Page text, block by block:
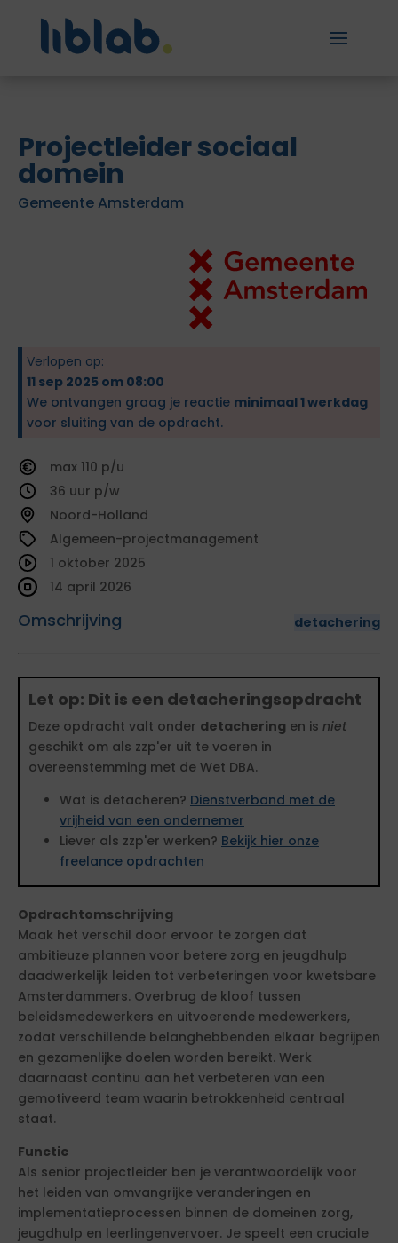
Projectleider sociaal
domein
Gemeente Amsterdam
Verlopen op:
11 sep 2025 om 08:00
We ontvangen graag je reactie minimaal 1 werkdag
voor sluiting van de opdracht.
110
36
Noord-Holland
Algemeen-projectmanagement
Omschrijving detachering
1 oktober 2025
14 april 2026
Let op: Dit is een detacheringsopdracht
Deze opdracht valt onder detachering en is niet
geschikt om als zzp'er uit te voeren in
overeenstemming met de Wet DBA.
Wat is detacheren? Dienstverband met de
vrijheid van een ondernemer
Liever als zzp'er werken? Bekijk hier onze
freelance opdrachten
Opdrachtomschrijving
Maak het verschil door ervoor te zorgen dat
ambitieuze plannen voor betere zorg en jeugdhulp
daadwerkelijk leiden tot verbeteringen voor kwetsbare
Amsterdammers. Overbrug de kloof tussen
beleidsmedewerkers en uitvoerende medewerkers,
zodat verschillende belanghebbenden elkaar begrijpen
en gezamenlijke doelen worden bereikt. Werk
daarnaast continu aan het verbeteren van een
gemotiveerd team waarin betrokkenheid centraal
staat.
Functie
Als senior projectleider ben je verantwoordelijk voor
het leiden van omvangrijke veranderingen en
implementatieprocessen binnen de domeinen zorg,
jeugdhulp en leerlingenvervoer. Je speelt een cruciale